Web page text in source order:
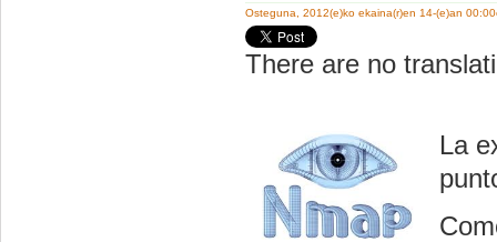
Osteguna, 2012(e)ko ekaina(r)en 14-(e)an
There are no
La